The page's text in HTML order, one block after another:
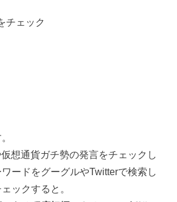
チェック
想通貨ガチ勢の発言をチェックし
ードをグーグルやTwitterで検索し
ックすると。